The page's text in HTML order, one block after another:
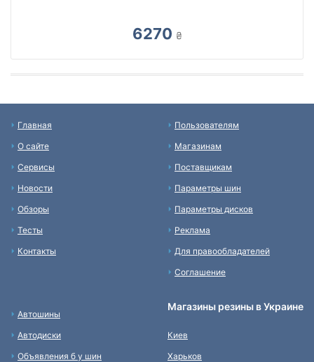
6270 ₴
Главная
О сайте
Сервисы
Новости
Обзоры
Тесты
Контакты
Пользователям
Магазинам
Поставщикам
Параметры шин
Параметры дисков
Реклама
Для правообладателей
Соглашение
Автошины
Автодиски
Объявления б у шин
Магазины резины в Украине
Киев
Харьков